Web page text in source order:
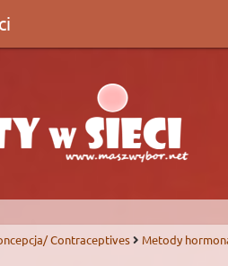
Contraceptives
Metody